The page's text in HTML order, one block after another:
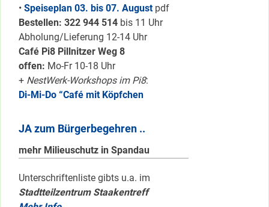
• Speiseplan 03. bis 07. August pdf
Bestellen: 322 944 514 bis 11 Uhr
Abholung/Lieferung 12-14 Uhr
Café Pi8 Pillnitzer Weg 8
offen: Mo-Fr 10-18 Uhr
+ NestWerk-Workshops im Pi8:
Di-Mi-Do “Café mit Köpfchen
JA zum Bürgerbegehren ..
mehr Milieuschutz in Spandau
Unterschriftenliste gibts u.a. im
Stadtteilzentrum Staakentreff